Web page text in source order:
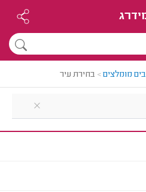
מומלצים> בחירת עיר